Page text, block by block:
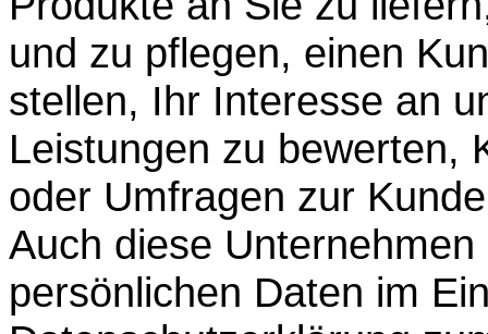
und zu pflegen, einen
stellen, Ihr Interesse an
Leistungen zu bewerten,
oder Umfragen zur
Auch diese
persönlichen Daten im